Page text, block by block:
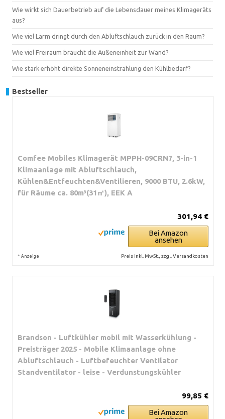
Wie wirkt sich Dauerbetrieb auf die Lebensdauer meines Klimageräts
aus?
Wie viel Lärm dringt durch den Abluftschlauch zurück in den Raum?
Wie viel Freiraum braucht die Außeneinheit zur Wand?
Wie stark erhöht direkte Sonneneinstrahlung den Kühlbedarf?
Bestseller
Comfee Mobiles Klimagerät MPPH-09CRN7, 3-in-1
Klimaanlage mit Abluftschlauch,
Kühlen&Entfeuchten&Ventilieren, 9000 BTU, 2.6kW,
für Räume ca. 80m³(31㎡), EEK A
301,94 €
Bei Amazon
ansehen
* Anzeige Preis inkl. MwSt., zzgl. Versandkosten
Brandson - Luftkühler mobil mit Wasserkühlung -
Preisträger 2025 - Mobile Klimaanlage ohne
Abluftschlauch - Luftbefeuchter Ventilator
Standventilator - leise - Verdunstungskühler
99,85 €
Bei Amazon